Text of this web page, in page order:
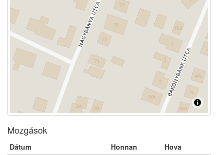
Mozgások
Dátum Honnan Hova